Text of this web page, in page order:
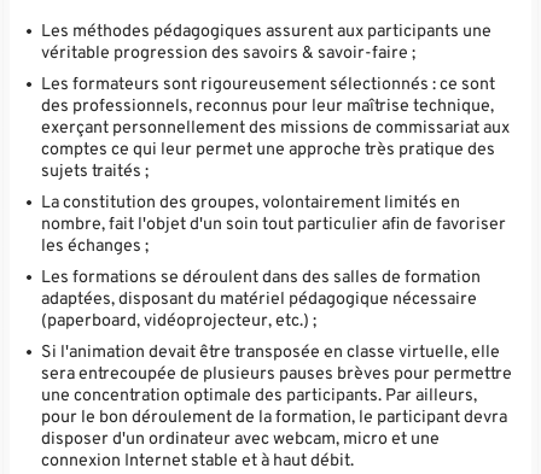
Les méthodes pédagogiques assurent aux participants une
véritable progression des savoirs & savoir-faire ;
Les formateurs sont rigoureusement sélectionnés : ce sont
des professionnels, reconnus pour leur maîtrise technique,
exerçant personnellement des missions de commissariat aux
comptes ce qui leur permet une approche très pratique des
sujets traités ;
La constitution des groupes, volontairement limités en
nombre, fait l'objet d'un soin tout particulier afin de favoriser
les échanges ;
Les formations se déroulent dans des salles de formation
adaptées, disposant du matériel pédagogique nécessaire
(paperboard, vidéoprojecteur, etc.) ;
Si l'animation devait être transposée en classe virtuelle, elle
sera entrecoupée de plusieurs pauses brèves pour permettre
une concentration optimale des participants. Par ailleurs,
pour le bon déroulement de la formation, le participant devra
disposer d'un ordinateur avec webcam, micro et une
connexion Internet stable et à haut débit.